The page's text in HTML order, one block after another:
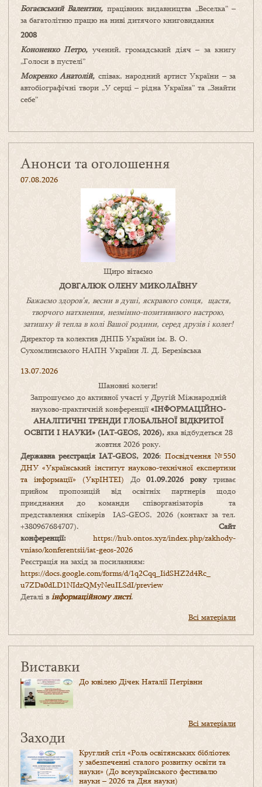
Богаєвський Валентин, працівник видавництва „Веселка” –
за багатолітню працю на ниві дитячого книговидання
2008
Кононенко Петро, учений, громадський діяч – за книгу
„Голоси в пустелі”
Мокренко Анатолій, співак, народний артист України – за
автобіографічні твори „У серці – рідна Україна” та „Знайти
себе”
Анонси та оголошення
07.08.2026
Щиро вітаємо
ДОВГАЛЮК ОЛЕНУ МИКОЛАЇВНУ
Бажаємо здоров’я, весни в душі, яскравого сонця, щастя,
творчого натхнення, незмінно-позитивнвого настрою,
затишкуйтепла в коліВашоїродини, серед друзів і колег!
Директор та колектив ДНПБ України ім. В. О.
Сухомлинського НАПН України Л. Д. Березівська
13.07.2026
Шановні колеги!
Запрошуємо до активної участі у Другій Міжнародній
науково-практичній конференції «ІНФОРМАЦІЙНО-
АНАЛІТИЧНІ ТРЕНДИ ГЛОБАЛЬНОЇ ВІДКРИТОЇ
ОСВІТИ І НАУКИ» (IAT-GEOS, 2026),яка відбудеться 28
жовтня 2026 року.
Державна реєстрація IAT-GEOS, 2026: Посвідчення №550
ДНУ «Український інститут науково-технічної експертизи
та інформації» (УкрІНТЕІ) До01.09.2026 рокутриває
прийом пропозицій від освітніх партнерів щодо
приєднання до команди співорганізаторів та
представлення спікерів IAS-GEOS, 2026 (контакт за тел.
+380967684707). Сайт
конференції: https://hub.ontos.xyz/index.php/zakhody-
vniaso/konferentsii/iat-geos-2026
Реєстрація на захід за посиланням:
https://docs.google.com/forms/d/1q2Cqq_IidSHZ2d4Rc_
u7ZDa0dLD1NIdzQMyNeuILSdI/preview
Деталі в інформаційному листі.
Всі матеріали
Виставки
До ювілею Дічек Наталії Петрівни
Всі матеріали
Заходи
Круглий стіл «Роль освітянських бібліотек
у забезпеченні сталого розвитку освіти та
науки» (До всеукраїнського фестивалю
науки – 2026 та Дня науки)